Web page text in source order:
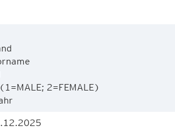
2=FEMALE)